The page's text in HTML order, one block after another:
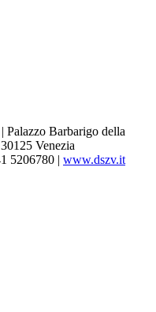
Palazzo Barbarigo della
Venezia
5206780 | www.dszv.it